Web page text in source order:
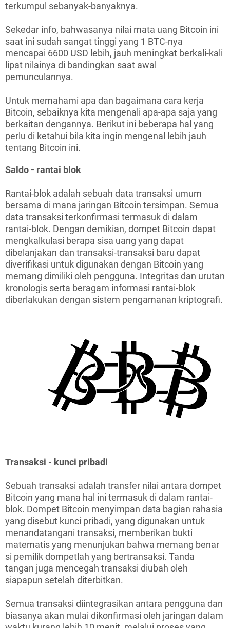
terkumpul sebanyak-banyaknya.
Sekedar info, bahwasanya nilai mata uang Bitcoin ini
saat ini sudah sangat tinggi yang 1 BTC-nya
mencapai 6600 USD lebih, jauh meningkat berkali-kali
lipat nilainya di bandingkan saat awal
pemunculannya.
Untuk memahami apa dan bagaimana cara kerja
Bitcoin, sebaiknya kita mengenali apa-apa saja yang
berkaitan dengannya. Berikut ini beberapa hal yang
perlu di ketahui bila kita ingin mengenal lebih jauh
tentang Bitcoin ini.
Saldo - rantai blok
Rantai-blok adalah sebuah data transaksi umum
bersama di mana jaringan Bitcoin tersimpan. Semua
data transaksi terkonfirmasi termasuk di dalam
rantai-blok. Dengan demikian, dompet Bitcoin dapat
mengkalkulasi berapa sisa uang yang dapat
dibelanjakan dan transaksi-transaksi baru dapat
diverifikasi untuk digunakan dengan Bitcoin yang
memang dimiliki oleh pengguna. Integritas dan urutan
kronologis serta beragam informasi rantai-blok
diberlakukan dengan sistem pengamanan kriptografi.
Transaksi - kunci pribadi
Sebuah transaksi adalah transfer nilai antara dompet
Bitcoin yang mana hal ini termasuk di dalam rantai-
blok. Dompet Bitcoin menyimpan data bagian rahasia
yang disebut kunci pribadi, yang digunakan untuk
menandatangani transaksi, memberikan bukti
matematis yang menunjukan bahwa memang benar
si pemilik dompetlah yang bertransaksi. Tanda
tangan juga mencegah transaksi diubah oleh
siapapun setelah diterbitkan.
Semua transaksi diintegrasikan antara pengguna dan
biasanya akan mulai dikonfirmasi oleh jaringan dalam